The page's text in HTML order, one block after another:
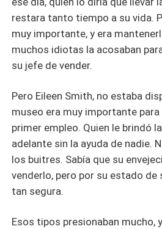
restara tanto tiempo a su vida.
muy importante, y era
muchos idiotas la acosaban
su jefe de vender.
Pero Eileen Smith, no estaba
museo era muy importante para
primer empleo. Quien le brindó
adelante sin la ayuda de nadie.
los buitres. Sabía que su
venderlo, pero por su estado de
tan segura.
Esos tipos presionaban mucho,